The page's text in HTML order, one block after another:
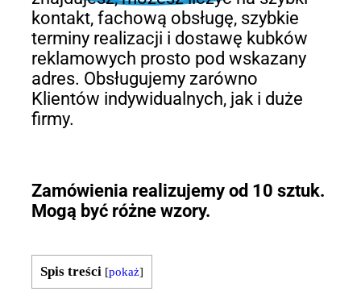
kontakt, fachową obsługę, szybkie
terminy realizacji i dostawę kubków
reklamowych prosto pod wskazany
adres. Obsługujemy zarówno
Klientów indywidualnych, jak i duże
firmy.
Zamówienia realizujemy od 10 sztuk.
Mogą być różne wzory.
Spis treści [pokaż]